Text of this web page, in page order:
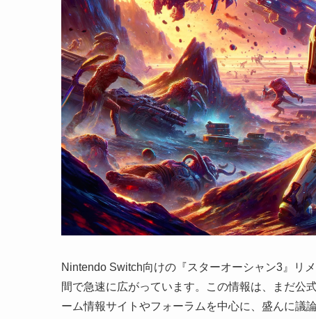
Nintendo Switch向けの『スターオーシャン3』リ
間で急速に広がっています。この情報は、まだ公
ーム情報サイトやフォーラムを中心に、盛んに議